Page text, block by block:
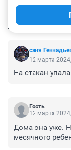
саня
12 марта
На стакан упала
Гость
12 марта
Дома она уже.
месячного